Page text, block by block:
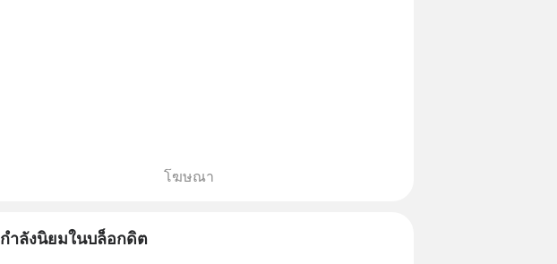
โฆษณา
กำลังนิยมในบล็อกดิต